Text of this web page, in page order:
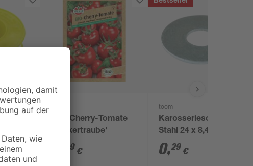
BIO-Cherry-Tomate
'Zuckertraube'
59 €
toom
Karosseriescheibe
Stahl 24 x 8,4 mm
0,29 €